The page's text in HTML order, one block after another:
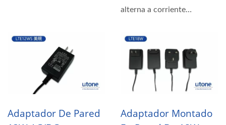
alterna a corriente
enchufe...
Adaptador De Pared
Adaptador Montado